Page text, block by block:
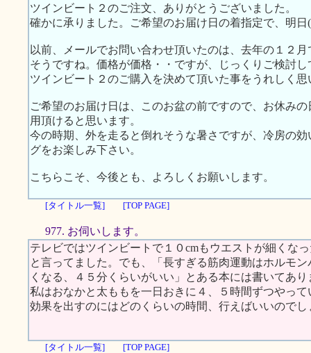
ツインビート２のご注文、ありがとうございました。
確かに承りました。ご希望のお届け日の着指定で、明日
以前、メールでお問い合わせ頂いたのは、去年の１２月
そうですね。価格が価格・・ですが、じっくりご検討
ツインビート２のご購入を決めて頂いた事をうれしく思
ご希望のお届け日は、このお盆の前ですので、お休み
用頂けると思います。
今の時期、外を走ると倒れそうな暑さですが、冷房の
グをお楽しみ下さい。
こちらこそ、今後とも、よろしくお願いします。
[タイトル一覧] [TOP PAGE]
977. お伺いします。
テレビではツインビートで１０cmもウエストが細くな
と言ってました。でも、「長すぎる筋肉運動はホルモ
くなる、４５分くらいがいい」とある本には書いてあり
私はおなかと太ももを一日おきに４、５時間ずつやっ
効果を出すのにはどのくらいの時間、行えばいいのでし
[タイトル一覧] [TOP PAGE]